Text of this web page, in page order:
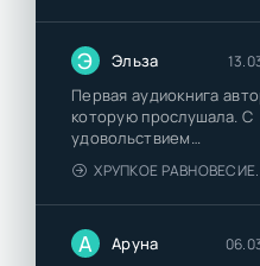
Э Эльза
Первая аудиокнига
которую прослушала. С
удовольствием
познакомлюсь и с
ХРУПКОЕ РАВНОВЕСИЕ. КНИГА 1 - АНА
А Аруна